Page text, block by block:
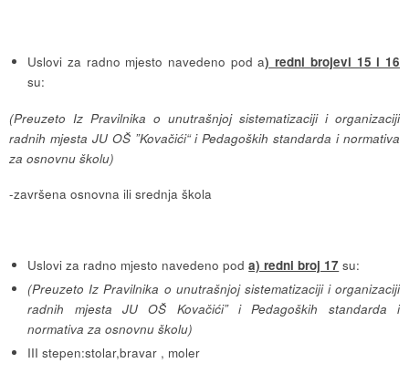
Uslovi za radno mjesto navedeno pod a) redni brojevi 15 i 16
su:
(Preuzeto Iz Pravilnika o unutrašnjoj sistematizaciji i organizaciji
radnih mjesta JU OŠ ”Kovačići“ i Pedagoških standarda i normativa
za osnovnu školu)
-završena osnovna ili srednja škola
Uslovi za radno mjesto navedeno poda) redni broj 17 su:
(Preuzeto Iz Pravilnika o unutrašnjoj sistematizaciji i organizaciji
radnih mjesta JU OŠ Kovačići” i Pedagoških standarda i
normativa za osnovnu školu)
III stepen:stolar,bravar , moler